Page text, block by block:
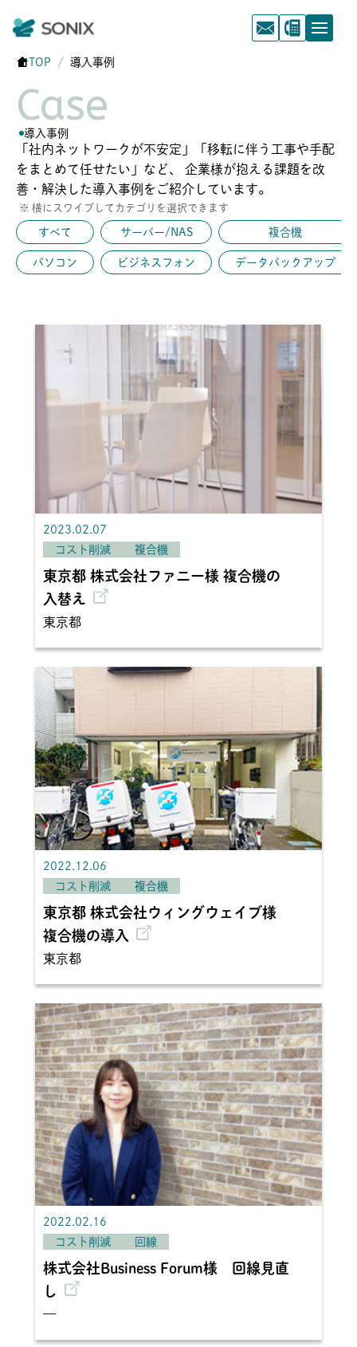
TOP 導入事例
Case
「社内ネットワークが不安定」「移転に伴う工事や手配
をまとめて任せたい」など、 企業様が抱える課題を改
善・解決した導入事例をご紹介しています。
導入事例
※ 横にスワイプしてカテゴリを選択できます
すべて
パソコン
サーバー/NAS
ビジネスフォン
複合機
データバックアップ
2023.02.07
コスト削減
複合機
東京都 株式会社ファニー様 複合機の
入替え
東京都
2022.12.06
コスト削減
複合機
東京都 株式会社ウィングウェイブ様
複合機の導入
東京都
2022.02.16
コスト削減
回線
株式会社Business Forum様 回線見直
し
—